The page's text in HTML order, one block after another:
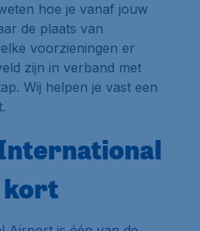
hoe je vanaf jouw
de plaats van
voorzieningen er
zijn in verband met
Wij helpen je vast een
kort